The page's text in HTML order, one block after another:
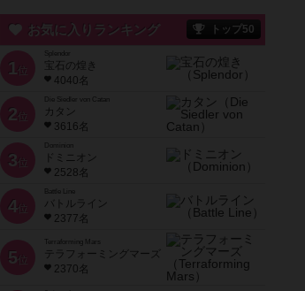
お気に入りランキング トップ50
1 位
宝石の煌き
4040名
2 位
Die Siedler von Catan
カタン
3616名
3 位
ドミニオン
2528名
4位
Battle Line
バトルライン
2377名
5 位
Terraforming Mars
テラフォーミングマーズ
2370名